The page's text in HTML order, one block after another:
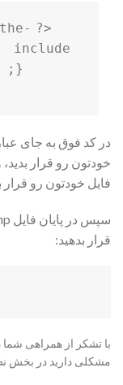
<?php
include
فایل خودتون رو قرار
قرار بدهید:
با تشکر از همراهی شما
مشکلی دارید در بخش